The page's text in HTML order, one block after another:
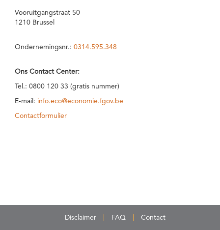
Vooruitgangstraat 50
1210 Brussel
Ondernemingsnr.: 0314.595.348
Ons Contact Center:
Tel.: 0800 120 33 (gratis nummer)
E-mail: info.eco@economie.fgov.be
Contactformulier
Disclaimer FAQ Contact